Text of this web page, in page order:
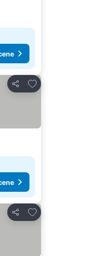
Deli
Dodati u favorite
Deli
Dodati u favorite